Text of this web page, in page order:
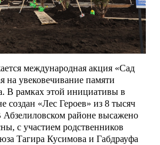
международная акция «Сад
на увековечивание памяти
В рамках этой инициативы в
создан «Лес Героев» из 8 тысяч
Абзелиловском районе высажено
с участием родственников
Тагира Кусимова и Габдрауфа